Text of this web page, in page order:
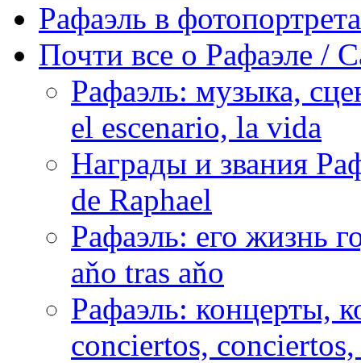
Рафаэль в
Почти все о Рафаэле /
Рафаэль: музыка,
el escenario, la vida
Награды и звания
de Raphael
Рафаэль: его жизнь
aňo tras aňo
Рафаэль: концерты,
conciertos,